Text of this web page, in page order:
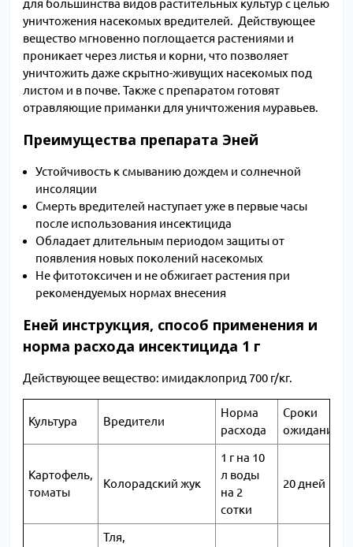
для большинства видов растительных культур с целью
уничтожения насекомых вредителей. Действующее
вещество мгновенно поглощается растениями и
проникает через листья и корни, что позволяет
уничтожить даже скрытно-живущих насекомых под
листом и в почве. Также с препаратом готовят
отравляющие приманки для уничтожения муравьев.
Преимущества препарата Эней
Устойчивость к смыванию дождем и солнечной
инсоляции
Смерть вредителей наступает уже в первые часы
после использования инсектицида
Обладает длительным периодом защиты от
появления новых поколений насекомых
Не фитотоксичен и не обжигает растения при
рекомендуемых нормах внесения
Еней инструкция, способ применения и
норма расхода инсектицида 1 г
Действующее вещество: имидаклоприд 700 г/кг.
Культура Вредители
Норма
расхода
Сроки
ожидания
Картофель,
томаты
Колорадский жук
1 г на 10
л воды
на 2
сотки
20 дней
Тля,